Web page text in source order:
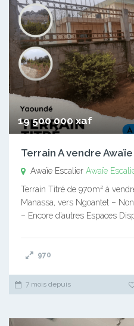
19 500 000 xaf
Terrain A vendre
Awaïe Escalier Awaïe
Terrain Titré de 970m² à
Manassa, vers Ngoantet –
– Encore d’autres Espaces
970
7 mois depuis